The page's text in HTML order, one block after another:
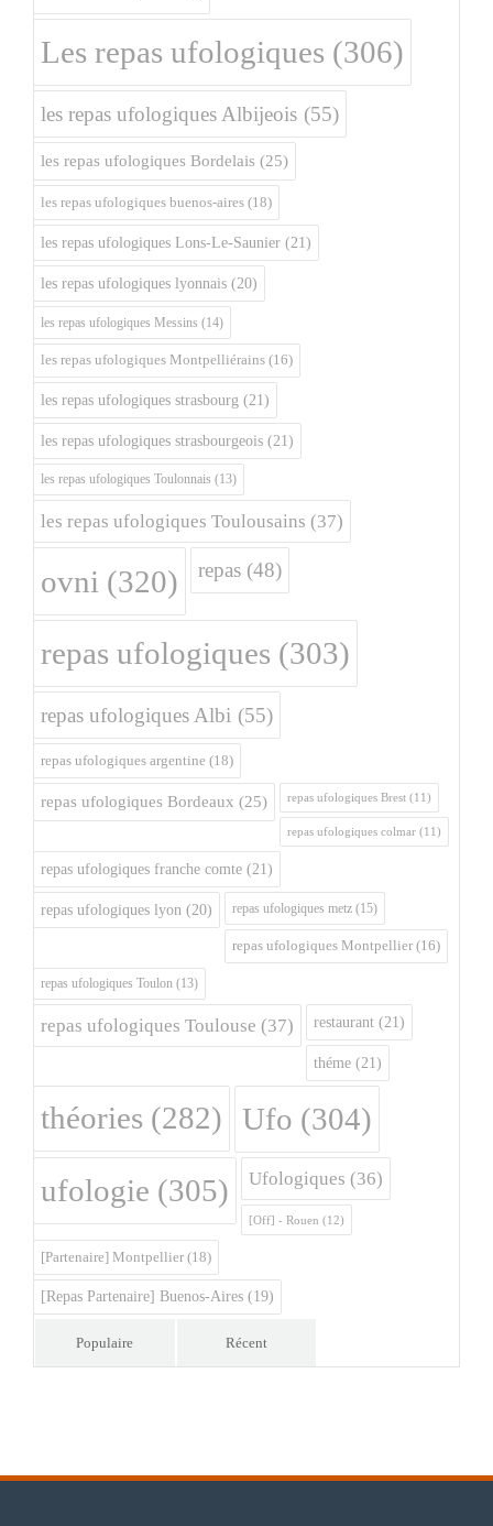
Les repas ufologiques (306)
les repas ufologiques Albijeois (55)
les repas ufologiques Bordelais (25)
les repas ufologiques buenos-aires (18)
les repas ufologiques Lons-Le-Saunier (21)
les repas ufologiques lyonnais (20)
les repas ufologiques Messins (14)
les repas ufologiques Montpelliérains (16)
les repas ufologiques strasbourg (21)
les repas ufologiques strasbourgeois (21)
les repas ufologiques Toulonnais (13)
les repas ufologiques Toulousains (37)
ovni (320) repas (48)
repas ufologiques (303)
repas ufologiques Albi (55)
repas ufologiques argentine (18)
repas ufologiques Bordeaux (25) repas ufologiques Brest (11)
repas ufologiques colmar (11)
repas ufologiques franche comte (21)
repas ufologiques lyon (20) repas ufologiques metz (15)
repas ufologiques Montpellier (16)
repas ufologiques Toulon (13)
repas ufologiques Toulouse (37) restaurant (21)
théme (21)
théories (282) Ufo (304)
ufologie (305) Ufologiques (36)
[Off] - Rouen (12)
[Partenaire] Montpellier (18)
[Repas Partenaire] Buenos-Aires (19)
Populaire Récent